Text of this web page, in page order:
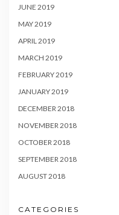
JUNE 2019
MAY 2019
APRIL 2019
MARCH 2019
FEBRUARY 2019
JANUARY 2019
DECEMBER 2018
NOVEMBER 2018
OCTOBER 2018
SEPTEMBER 2018
AUGUST 2018
CATEGORIES